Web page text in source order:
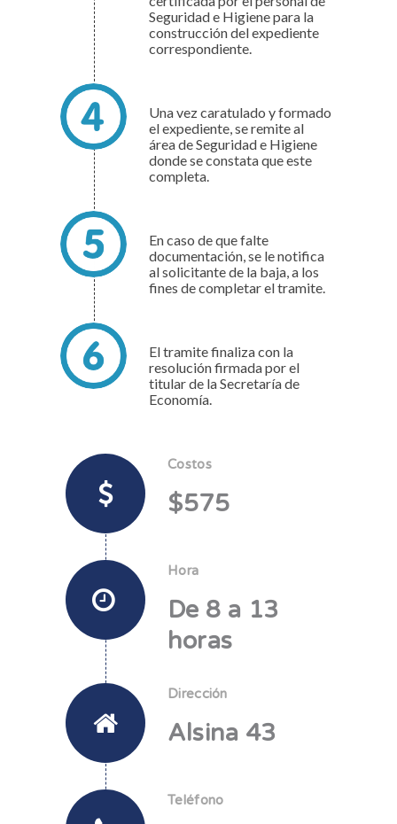
Seguridad e Higiene para la
construcción del expediente
correspondiente.
Una vez caratulado y formado
el expediente, se remite al
área de Seguridad e Higiene
donde se constata que este
completa.
En caso de que falte
documentación, se le notifica
al solicitante de la baja, a los
fines de completar el tramite.
El tramite finaliza con la
resolución firmada por el
titular de la Secretaría de
Economía.
Costos
$575
Hora
De 8 a 13
horas
Dirección
Alsina 43
Teléfono